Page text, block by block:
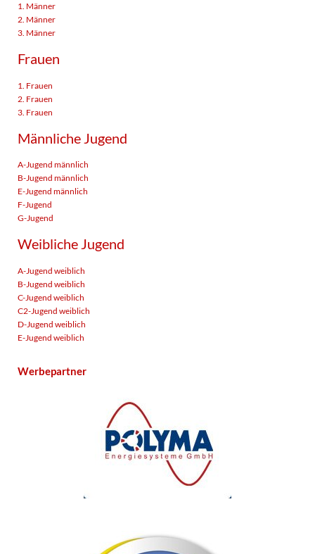
1. Männer
2. Männer
3. Männer
Frauen
1. Frauen
2. Frauen
3. Frauen
Männliche Jugend
A-Jugend männlich
B-Jugend männlich
E-Jugend männlich
F-Jugend
G-Jugend
Weibliche Jugend
A-Jugend weiblich
B-Jugend weiblich
C-Jugend weiblich
C2-Jugend weiblich
D-Jugend weiblich
E-Jugend weiblich
Werbepartner